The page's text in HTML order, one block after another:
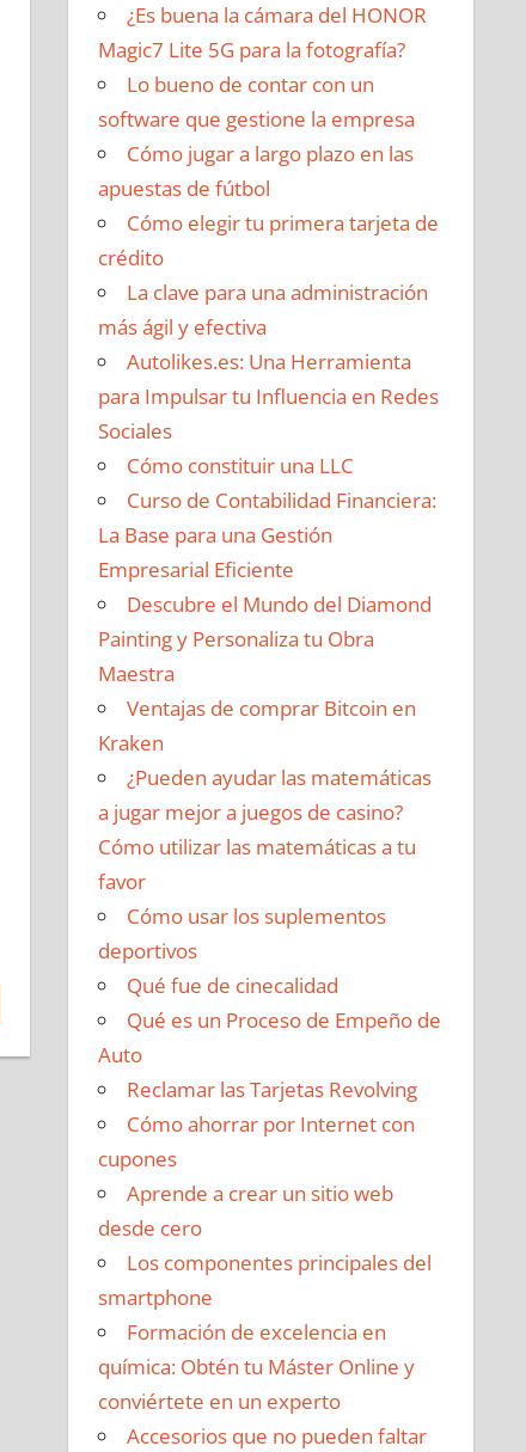
¿Es buena la cámara del HONOR
Magic7 Lite 5G para la fotografía?
Lo bueno de contar con un
software que gestione la empresa
Cómo jugar a largo plazo en las
apuestas de fútbol
Cómo elegir tu primera tarjeta de
crédito
La clave para una administración
más ágil y efectiva
Autolikes.es: Una Herramienta
para Impulsar tu Influencia en Redes
Sociales
Cómo constituir una LLC
Curso de Contabilidad Financiera:
La Base para una Gestión
Empresarial Eficiente
Descubre el Mundo del Diamond
Painting y Personaliza tu Obra
Maestra
Ventajas de comprar Bitcoin en
Kraken
¿Pueden ayudar las matemáticas
a jugar mejor a juegos de casino?
Cómo utilizar las matemáticas a tu
favor
Cómo usar los suplementos
deportivos
Qué fue de cinecalidad
Qué es un Proceso de Empeño de
Auto
Reclamar las Tarjetas Revolving
Cómo ahorrar por Internet con
cupones
Aprende a crear un sitio web
desde cero
Los componentes principales del
smartphone
Formación de excelencia en
química: Obtén tu Máster Online y
conviértete en un experto
Accesorios que no pueden faltar